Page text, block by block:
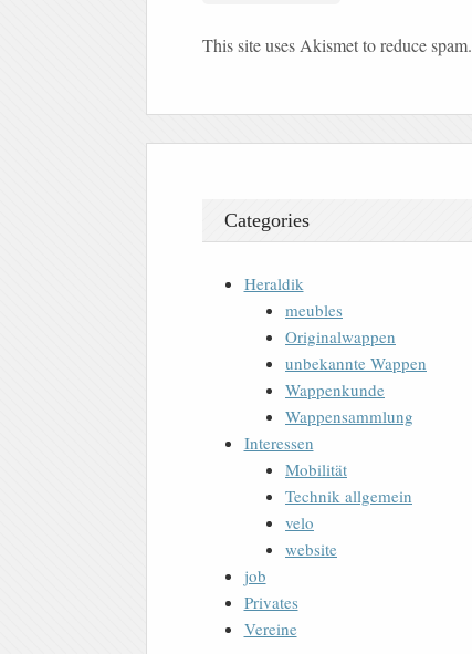
This site uses Akismet to reduce spam.
Categories
Heraldik
meubles
Originalwappen
unbekannte Wappen
Wappenkunde
Wappensammlung
Interessen
Mobilität
Technik allgemein
velo
website
job
Privates
Vereine